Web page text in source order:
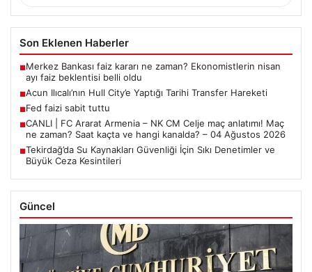
Son Eklenen Haberler
■Merkez Bankası faiz kararı ne zaman? Ekonomistlerin nisan
ayı faiz beklentisi belli oldu
■Acun Ilıcalı’nın Hull City’e Yaptığı Tarihi Transfer Hareketi
■Fed faizi sabit tuttu
■CANLI | FC Ararat Armenia – NK CM Celje maç anlatımı! Maç
ne zaman? Saat kaçta ve hangi kanalda? – 04 Ağustos 2026
■Tekirdağ’da Su Kaynakları Güvenliği İçin Sıkı Denetimler ve
Büyük Ceza Kesintileri
Güncel